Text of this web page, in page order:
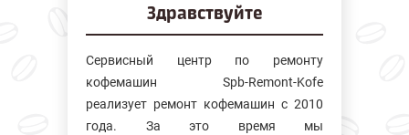
Здравствуйте
Сервисный центр по ремонту
кофемашин Spb-Remont-Kofe
реализует ремонт кофемашин с 2010
года. За это время мы